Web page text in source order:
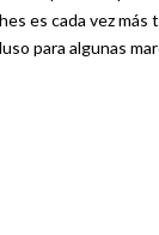
es cada vez más
para algunas